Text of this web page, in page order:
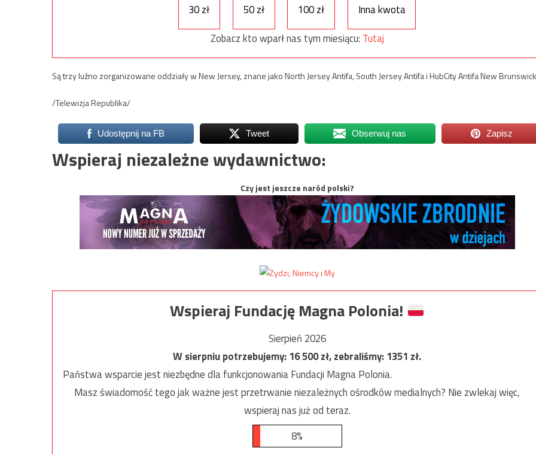
30 zł 50 zł 100 zł
Inna kwota
Zobacz kto wparł nas tym miesiącu: Tutaj
Są trzy luźno zorganizowane oddziały w New Jersey, znane jako North Jersey Antifa, South Jersey Antifa i HubCity Antifa New
/Telewizja Republika/
Udostępnij na FB Tweet Obserwuj nas Zapisz
Wspieraj niezależne wydawnictwo:
Czy jest jeszcze naród polski?
Wspieraj Fundację Magna Polonia!
Sierpień 2026
W sierpniu potrzebujemy:16 500zł, zebraliśmy:1351 zł.
Państwa wsparcie jest niezbędne dla funkcjonowania Fundacji Magna Polonia.
Masz świadomość tego jak ważne jest przetrwanie niezależnych ośrodków medialnych? Nie zwlekaj więc,
wspieraj nas już od teraz.
8%